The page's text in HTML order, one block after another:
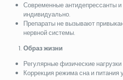
Современные антидепрессанты
индивидуально.
Препараты не вызывают
нервной системы.
Образ жизни
Регулярные физические
Коррекция режима сна и питания